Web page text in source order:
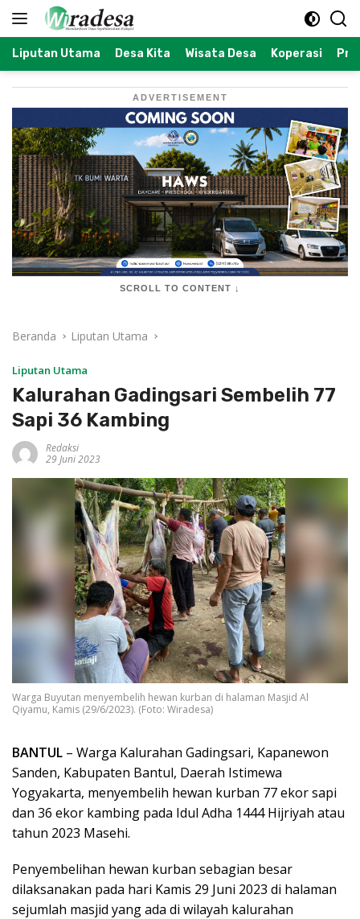
Langsung
Liputan Utama Desa Kita Wisata Desa Koperasi
ADVERTISEMENT
SCROLL TO CONTENT ↓
Beranda Liputan Utama
Liputan Utama
Kalurahan Gadingsari Sembelih 77
Sapi 36 Kambing
Redaksi
29 Juni 2023
Warga Buyutan menyembelih hewan kurban di halaman Masjid Al
Qiyamu, Kamis (29/6/2023). (Foto: Wiradesa)
BANTUL – Warga Kalurahan Gadingsari, Kapanewon
Sanden, Kabupaten Bantul, Daerah Istimewa
Yogyakarta, menyembelih hewan kurban 77 ekor sapi
dan 36 ekor kambing pada Idul Adha 1444 Hijriyah atau
tahun 2023 Masehi.
Penyembelihan hewan kurban sebagian besar
dilaksanakan pada hari Kamis 29 Juni 2023 di halaman
sejumlah masjid yang ada di wilayah kalurahan